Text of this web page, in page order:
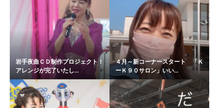
岩手夜曲ＣＤ制作プロジェクト！
アレンジが完了いたし...
４月～新コーナースタート 「Ｋ
ーＫ９０サロン」いい...